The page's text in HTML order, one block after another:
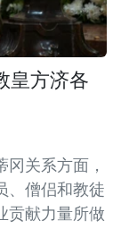
皇方济各
关系方面，
、僧侣和教徒
贡献力量所做